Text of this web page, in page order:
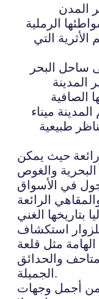
المدن
الرملية
الأثرية التي
ساحل البحر
المدينة
الصافية
ميناء
طبيعية
رائعة حيث يمكن
البحرية والغوص
في الأسواق
بتاريخها الغني
استكشاف
الهامة مثل قلعة
والحدائق
الجميلة.
من أجمل وجهات